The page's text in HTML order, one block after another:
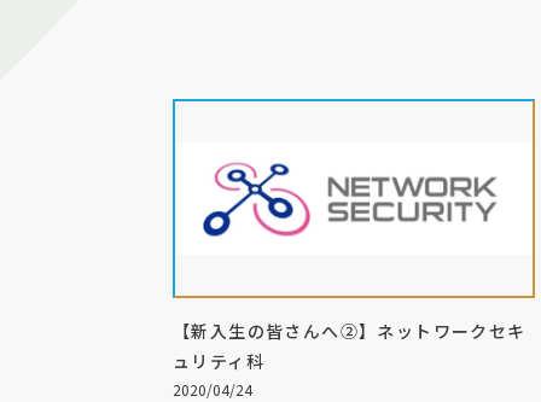
【新入生の皆さんへ②】ネットワークセキ
ュリティ科
2020/04/24